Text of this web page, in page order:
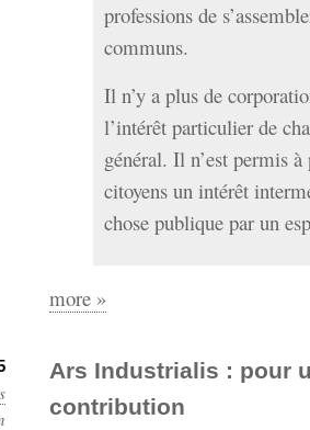
professions de
communs.
Il n’y a plus de
l’intérêt particulier de
général. Il n’est permis
citoyens un intérêt
chose publique par un
more »
Ars Industrialis : pour
contribution